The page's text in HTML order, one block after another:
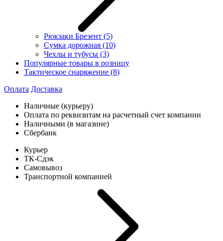
Рюкзаки Брезент (5)
Сумка дорожная (10)
Чехлы и тубусы (3)
Популярные товары в розницу
Тактическое снаряжение (8)
Оплата Доставка
Наличные (курьеру)
Оплата по реквизитам на расчетный счет компании
Наличными (в магазине)
Сбербанк
Курьер
ТК-Сдэк
Самовывоз
Транспортной компанией